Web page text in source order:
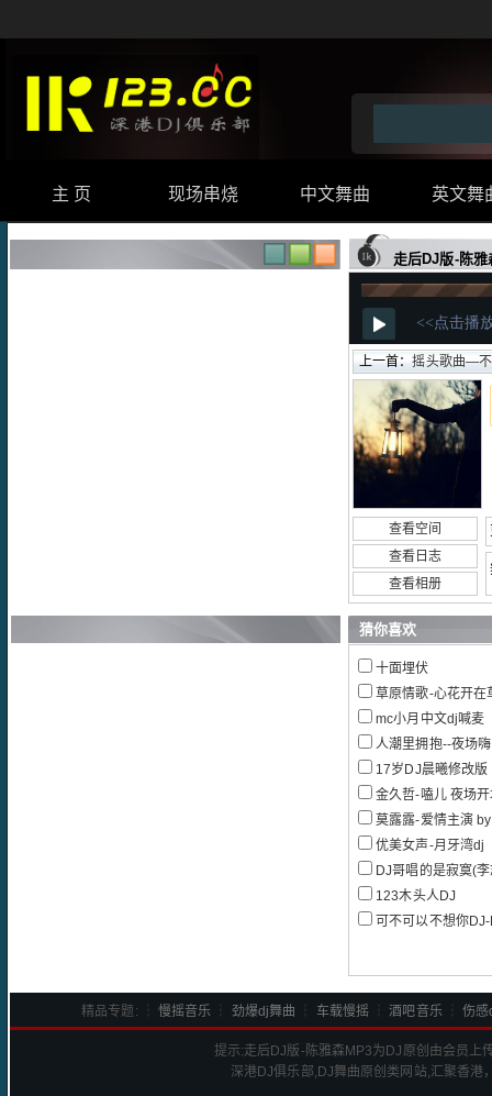
主 页 现场串烧 中文舞曲 英文舞
走后DJ版-陈雅
上一首：摇头歌曲—不
查看空间
查看日志
查看相册
猜你喜欢
十面埋伏
草原情歌-心花开在
mc小月中文dj喊麦
人潮里拥抱--夜场
17岁DJ晨曦修改版
金久哲-嗑儿 夜场
莫露露-爱情主演
优美女声-月牙湾dj
DJ哥唱的是寂寞(李
123木头人DJ
可不可以不想你
精品专题: ┆ 慢摇音乐 劲爆dj舞曲 车载慢摇 ┆酒吧音乐┆伤感
提示:走后DJ版-陈雅森MP3为DJ原创由会员上
深港DJ俱乐部,DJ舞曲原创类网站,汇聚香港